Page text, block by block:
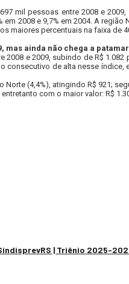
mil pessoas entre 2008 e
em 2008 e 9,7% em 2004. A
maiores percentuais na faixa de
mas ainda não chega a patamar
2008 e 2009, subindo de R$
consecutivo de alta nesse
(4,4%), atingindo R$ 921;
com o maior valor: R$
| Triênio 2025-